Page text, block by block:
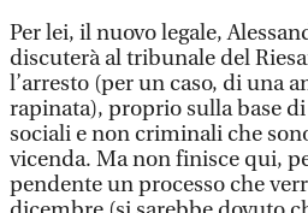
Per lei, il nuovo legale,
discuterà al tribunale del
l’arresto (per un caso, di una
rapinata), proprio sulla base
sociali e non criminali che
vicenda. Ma non finisce qui,
pendente un processo che